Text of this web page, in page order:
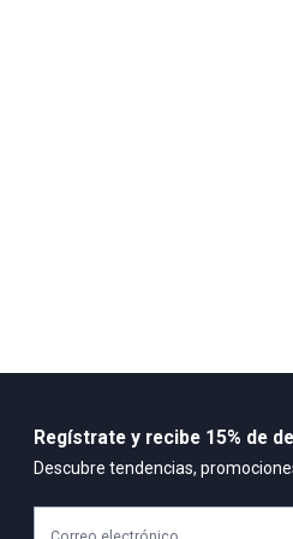
Regístrate y recibe 15% de
Descubre tendencias,